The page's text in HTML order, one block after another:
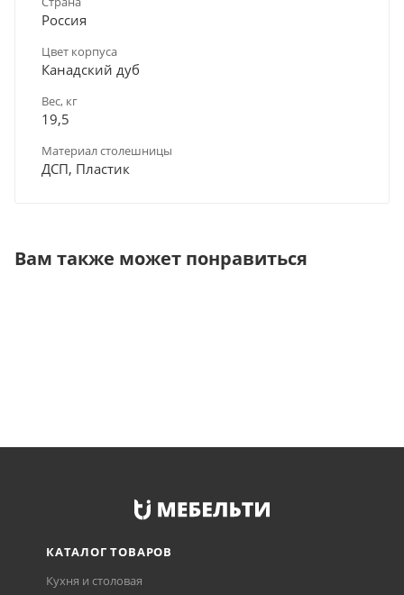
Россия
Цвет корпуса
Канадский дуб
Вес, кг
19,5
Материал столешницы
ДСП, Пластик
Вам также может понравиться
КАТАЛОГ ТОВАРОВ
Кухня и столовая